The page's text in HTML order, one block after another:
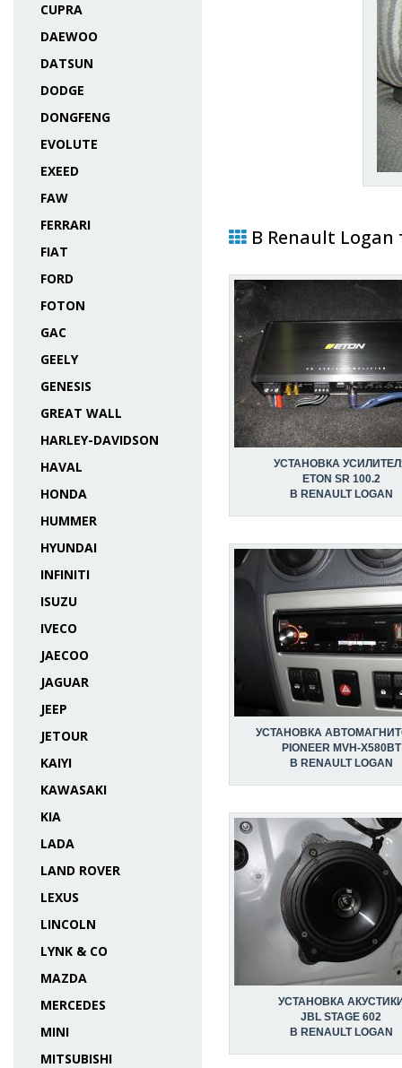
CUPRA
DAEWOO
DATSUN
DODGE
DONGFENG
EVOLUTE
EXEED
FAW
FERRARI
FIAT
FORD
FOTON
GAC
GEELY
GENESIS
GREAT WALL
HARLEY-DAVIDSON
HAVAL
HONDA
HUMMER
HYUNDAI
INFINITI
ISUZU
IVECO
JAECOO
JAGUAR
JEEP
JETOUR
KAIYI
KAWASAKI
KIA
LADA
LAND ROVER
LEXUS
LINCOLN
LYNK & CO
MAZDA
MERCEDES
MINI
MITSUBISHI
В Renault Logan
УСТАНОВКА
ETON SR 100.2
В RENAULT LOGAN
УСТАНОВКА
PIONEER MVH-X580BT
В RENAULT LOGAN
УСТАНОВКА
JBL STAGE 602
В RENAULT LOGAN